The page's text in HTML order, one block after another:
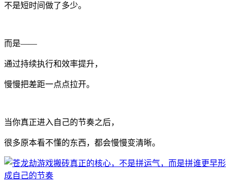
不是短时间做了多少。
而是——
通过持续执行和效率提升，
慢慢把差距一点点拉开。
当你真正进入自己的节奏之后，
很多原本看不懂的东西，都会慢慢变清晰。